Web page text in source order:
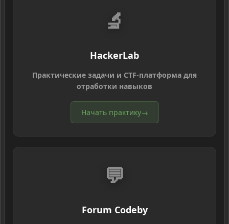
🔬
HackerLab
Практические задачи и CTF-платформа для
отработки навыков
Начать практику→
💬
Forum Codeby